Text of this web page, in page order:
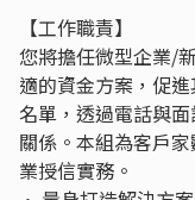
【工作職責】
您將擔任微型企業/
適的資金方案，促
名單，透過電話與
關係。本組為客戶
業授信實務。